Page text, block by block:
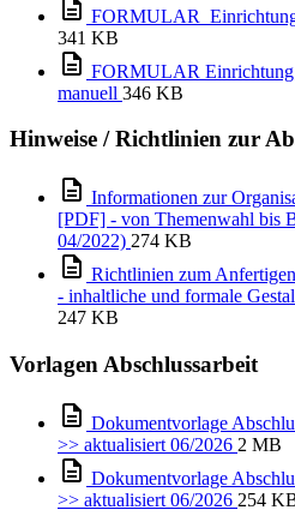
341 KB
FORMULAR Einrichtung
manuell 346 KB
Hinweise / Richtlinien zur
Informationen zur
[PDF] - von Themenwahl bis
04/2022) 274 KB
Richtlinien zum
- inhaltliche und formale
247 KB
Vorlagen Abschlussarbeit
Dokumentvorlage
>> aktualisiert 06/2026 2 MB
Dokumentvorlage
>> aktualisiert 06/2026 254